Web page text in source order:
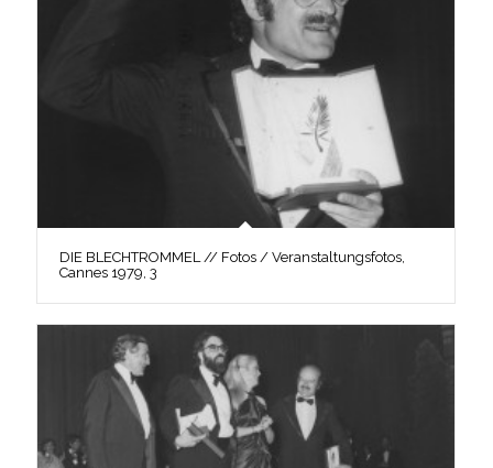
DIE BLECHTROMMEL // Fotos / Veranstaltungsfotos,
Cannes 1979, 3